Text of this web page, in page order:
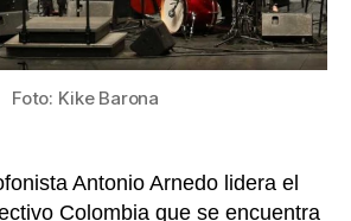
del
país
Foto: Kike Barona
Antonio Arnedo lidera el
Colombia que se encuentra